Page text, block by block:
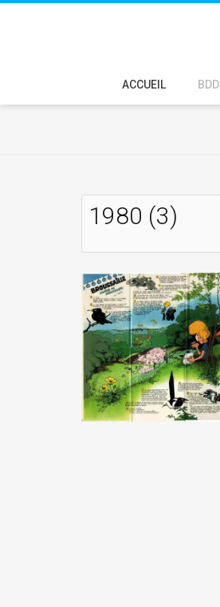
ACCUEIL BDD
1980 (3)